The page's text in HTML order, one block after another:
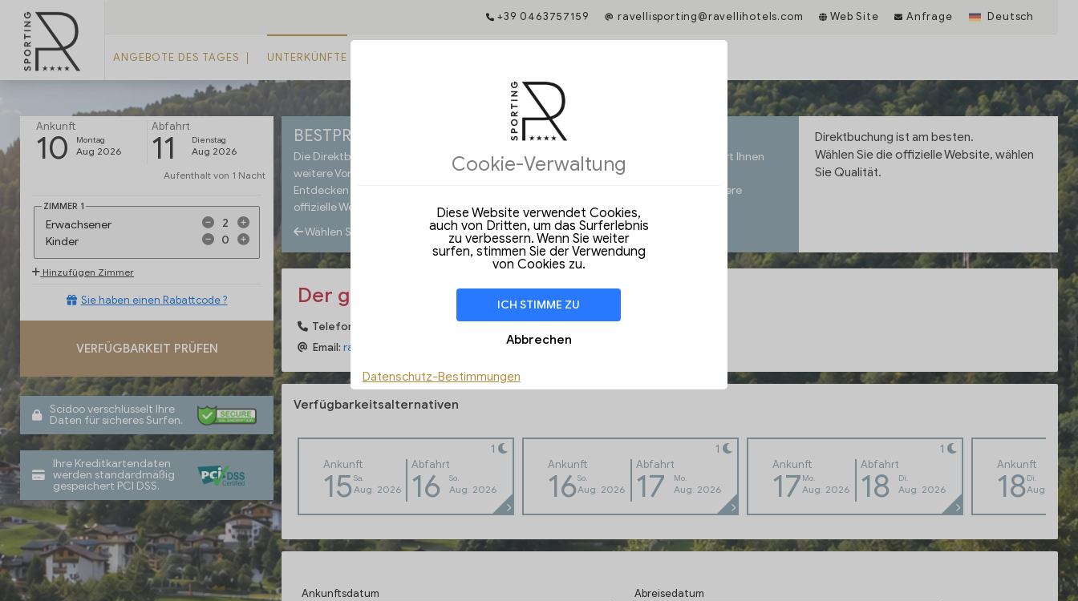
+39 0463757159 ravellisporting@ravellihotels.com Web Site Anfrage Deutsch
ANGEBOTE DES TAGES UNTERKÜNFTE
Ankunft
10 Montag
Aug 2026
Abfahrt
11 Dienstag
Aug 2026
Aufenthalt von 1 Nacht
ZIMMER 1
Erwachsener
Kinder
Hinzufügen Zimmer
Sie haben einen Rabattcode ?
VERFÜGBARKEIT PRÜFEN
Scidoo verschlüsselt Ihre
Daten für sicheres Surfen.
Ihre Kreditkartendaten
werden standardmäßig
gespeichert PCI DSS.
BESTPREIS-GARANTIE
Die Direktbuchung bietet Ihnen Zugang zu exklusiven Dienstleistungen und garantiert Ihnen
weitere Vorteile im l'Hotel.
Entdecken Sie einmalige Angebote und exklusive Vorteile bei einer Buchung über unsere
offizielle Website!
Wählen Sie das Datum, um loszulegen
Direktbuchung ist am besten.
Wählen Sie die offizielle Website, wählen
Sie Qualität.
Der gewählte Zeitraum ist nicht verfügbar.
Telefon:
Email:ravellisporting@ravellihotels.com
Verfügbarkeitsalternativen
1
Ankunft
15Sa.
Aug. 2026
Abfahrt
16 So.
Aug. 2026
1
Ankunft
16So.
Aug. 2026
Abfahrt
17 Mo.
Aug. 2026
1
Ankunft
17Mo.
Aug. 2026
Abfahrt
18 Di.
Aug. 2026
Ankunft
18Di.
Aug. 2026
Ankunftsdatum Abreisedatum
Cookie-Verwaltung
Diese Website verwendet Cookies,
auch von Dritten, um das Surferlebnis
zu verbessern. Wenn Sie weiter
surfen, stimmen Sie der Verwendung
von Cookies zu.
ICH STIMME ZU
Abbrechen
Datenschutz-Bestimmungen